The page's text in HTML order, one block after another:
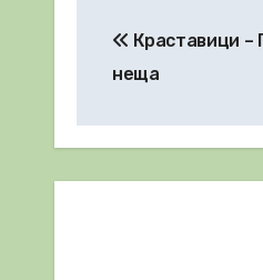
Краставици –
неща